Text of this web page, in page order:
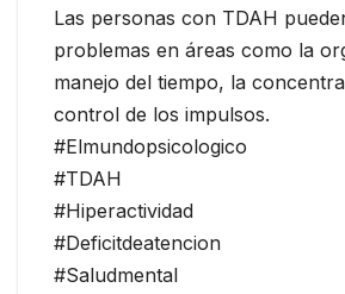
Las personas con TDAH
problemas en áreas como la
manejo del tiempo, la
control de los impulsos.
#Elmundopsicologico
#TDAH
#Hiperactividad
#Deficitdeatencion
#Saludmental